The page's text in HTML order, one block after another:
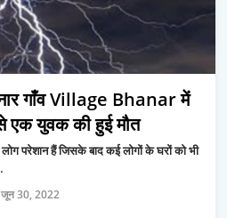
गाँव Village Bhanar में
एक युवक की हुई मौत
लोग परेशान हैं जिसके बाद कई लोगों के घरों को भी
जून 30, 2022